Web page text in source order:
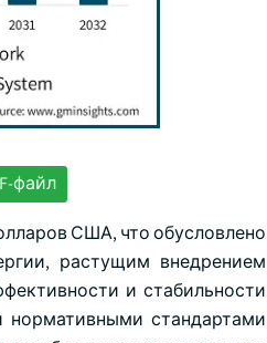
файл
США, что обусловлено
растущим внедрением
и стабильности
стандартами